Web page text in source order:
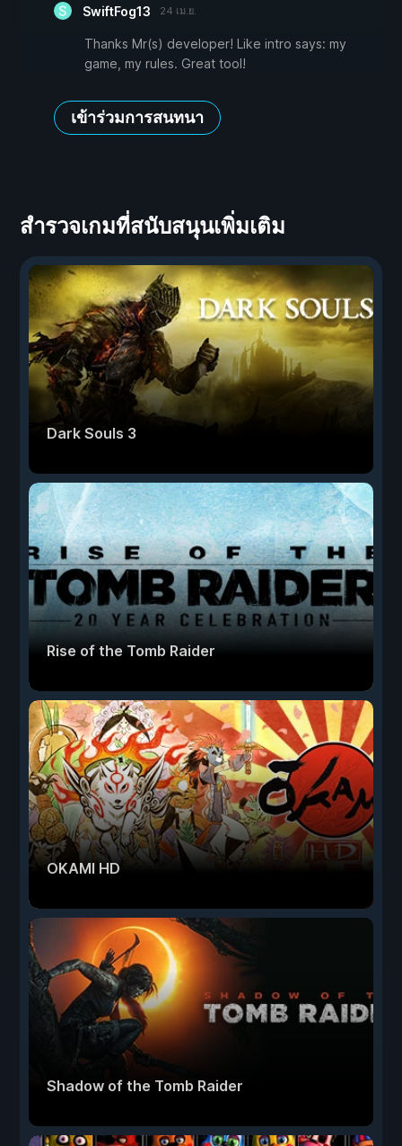
SwiftFog13 24 เม.ย.
Thanks Mr(s) developer! Like intro says: my
game, my rules. Great tool!
เข้าร่วมการสนทนา
สำรวจเกมที่สนับสนุนเพิ่มเติม
Dark Souls 3
Rise of the Tomb Raider
OKAMI HD
Shadow of the Tomb Raider